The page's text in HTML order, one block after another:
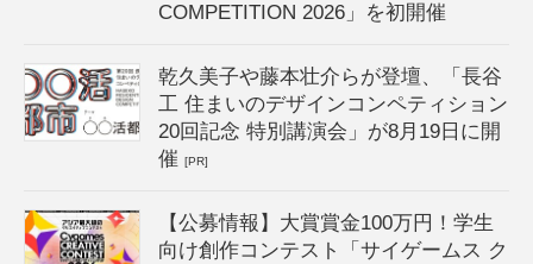
COMPETITION 2026」を初開催
乾久美子や藤本壮介らが登壇、「長谷
工 住まいのデザインコンペティション
20回記念 特別講演会」が8月19日に開
催[PR]
【公募情報】大賞賞金100万円！学生
向け創作コンテスト「サイゲームス ク